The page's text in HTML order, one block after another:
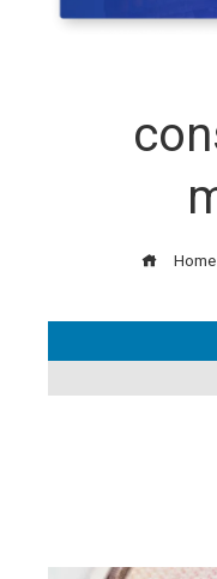
Home